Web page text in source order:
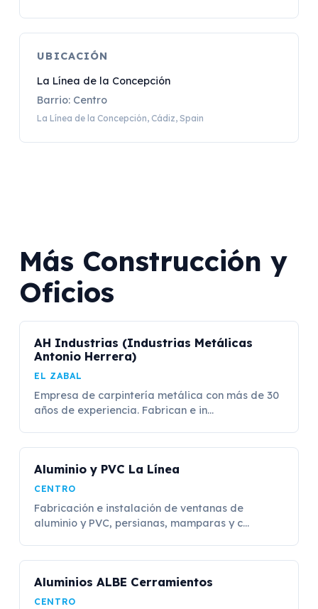
UBICACIÓN
La Línea de la Concepción
Barrio: Centro
La Línea de la Concepción, Cádiz, Spain
Más Construcción y
Oficios
AH Industrias (Industrias Metálicas
Antonio Herrera)
EL ZABAL
Empresa de carpintería metálica con más de 30
años de experiencia. Fabrican e in...
Aluminio y PVC La Línea
CENTRO
Fabricación e instalación de ventanas de
aluminio y PVC, persianas, mamparas y c...
Aluminios ALBE Cerramientos
CENTRO